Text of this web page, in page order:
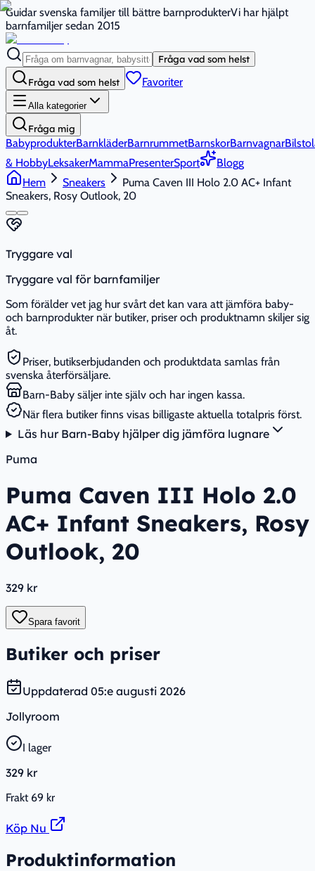
Guidar svenska familjer till bättre barnprodukterVi har hjälpt
barnfamiljer sedan 2015
Fråga vad som helst
Fråga vad som helst Favoriter
Alla kategorier
Fråga mig
BabyprodukterBarnkläderBarnrummetBarnskorBarnvagnar
& HobbyLeksakerMammaPresenterSport
Blogg
Hem
Sneakers
Puma Caven III Holo 2.0 AC+ Infant
Sneakers, Rosy Outlook, 20
Tryggare val
Tryggare val för barnfamiljer
Som förälder vet jag hur svårt det kan vara att jämföra baby-
och barnprodukter när butiker, priser och produktnamn skiljer sig
åt.
Priser, butikserbjudanden och produktdata samlas från
svenska återförsäljare.
Barn-Baby säljer inte själv och har ingen kassa.
När flera butiker finns visas billigaste aktuella totalpris först.
Läs hur Barn-Baby hjälper dig jämföra lugnare
Puma
Puma Caven III Holo 2.0
AC+ Infant Sneakers, Rosy
Outlook, 20
329 kr
Spara favorit
Butiker och priser
Uppdaterad 05:e augusti 2026
Jollyroom
I lager
329 kr
Frakt 69 kr
Köp Nu
Produktinformation